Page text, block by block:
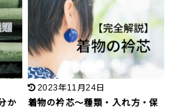
か
2023年11月24日
着物の衿芯〜種類・入れ方・保